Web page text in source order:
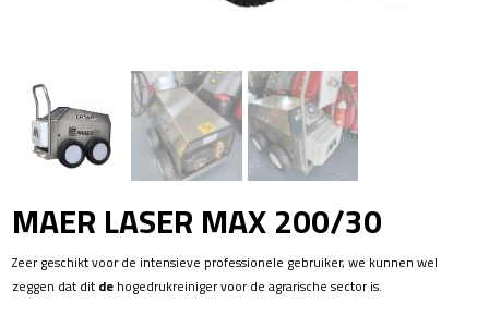
MAER LASER MAX 200/30
Zeer geschikt voor de intensieve professionele gebruiker, we kunnen wel
zeggen dat dit de hogedrukreiniger voor de agrarische sector is.